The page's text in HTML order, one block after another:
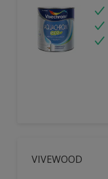
VIVEWOOD